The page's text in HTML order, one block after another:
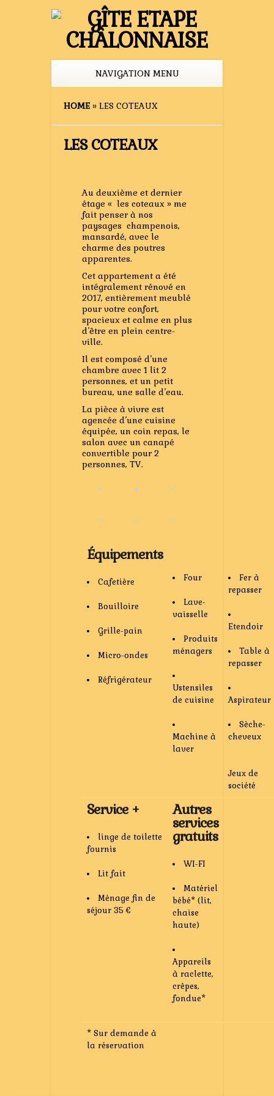
NAVIGATION MENU
HOME » LES COTEAUX
LES COTEAUX
Au deuxième et dernier
étage « les coteaux » me
fait penser à nos
paysages champenois,
mansardé, avec le
charme des poutres
apparentes.
Cet appartement a été
intégralement rénové en
2017, entièrement meublé
pour votre confort,
spacieux et calme en plus
d’être en plein centre-
ville.
Il est composé d’une
chambre avec 1 lit 2
personnes, et un petit
bureau, une salle d’eau.
La pièce à vivre est
agencée d’une cuisine
équipée, un coin repas, le
salon avec un canapé
convertible pour 2
personnes, TV.
Équipements
Cafetière
Bouilloire
Grille-pain
Micro-ondes
Réfrigérateur
Four
Lave-
vaisselle
Produits
ménagers
Ustensiles
de cuisine
Machine à
laver
Fer à
repasser
Etendoir
Table à
repasser
Aspirateur
Sèche-
cheveux
Jeux de
société
Service +
linge de toilette
fournis
Lit fait
Ménage fin de
séjour 35 €
Autres
services
gratuits
WI-FI
Matériel
bébé* (lit,
chaise
haute)
Appareils
à raclette,
crêpes,
fondue*
* Sur demande à
la réservation